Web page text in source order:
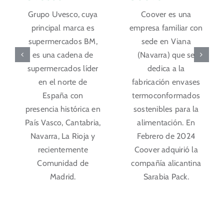
Grupo Uvesco, cuya
principal marca es
supermercados BM,
es una cadena de
supermercados líder
en el norte de
España con
presencia histórica en
País Vasco, Cantabria,
Navarra, La Rioja y
recientemente
Comunidad de
Madrid.
Coover es una
empresa familiar con
sede en Viana
(Navarra) que se
dedica a la
fabricación envases
termoconformados
sostenibles para la
alimentación. En
Febrero de 2024
Coover adquirió la
compañía alicantina
Sarabia Pack.